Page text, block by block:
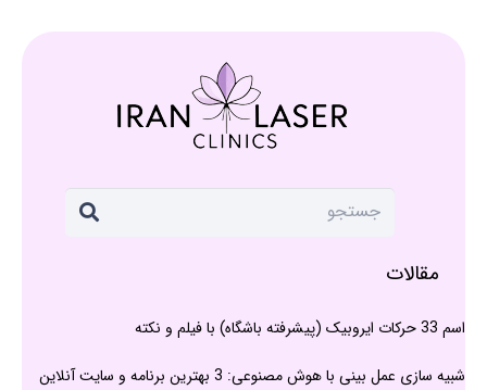
مقالات
اسم 33 حرکات ایروبیک (پیشرفته باشگاه) با فیلم و نکته
شبیه سازی عمل بینی با هوش مصنوعی: 3 بهترین برنامه و سایت آنلاین